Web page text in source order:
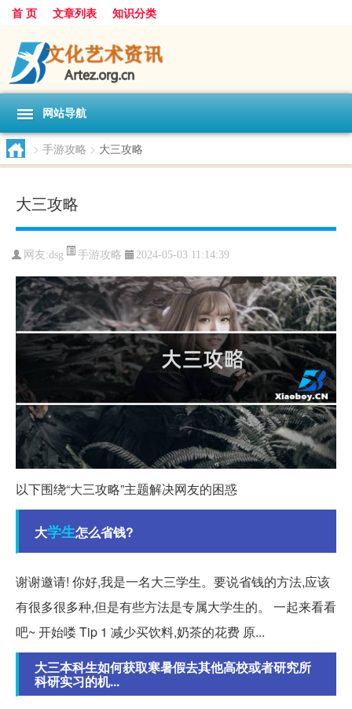
首 页 文章列表 知识分类
网站导航
> 手游攻略 > 大三攻略
大三攻略
网友:dsg 手游攻略 2024-05-03 11:14:39
以下围绕“大三攻略”主题解决网友的困惑
大学生怎么省钱?
谢谢邀请! 你好,我是一名大三学生。要说省钱的方法,应该
有很多很多种,但是有些方法是专属大学生的。 一起来看看
吧~ 开始喽 Tip 1 减少买饮料,奶茶的花费 原...
大三本科生如何获取寒暑假去其他高校或者研究所
科研实习的机...